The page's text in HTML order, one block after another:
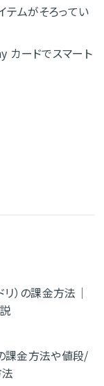
テムがそろってい
カードでスマート
）の課金方法｜
課金方法や値段/